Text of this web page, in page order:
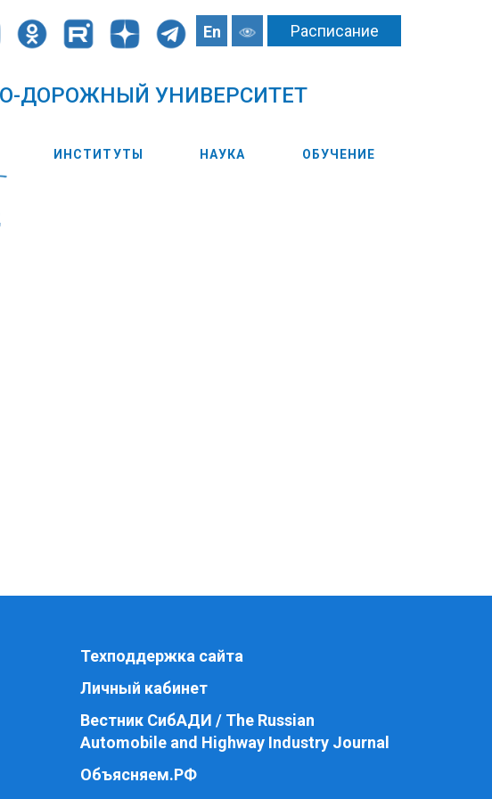
En Расписание
ДОРОЖНЫЙ УНИВЕРСИТЕТ
ИНСТИТУТЫ НАУКА ОБУЧЕНИЕ
Техподдержка сайта
Личный кабинет
Вестник СибАДИ / The Russian
Automobile and Highway Industry Journal
Объясняем.РФ